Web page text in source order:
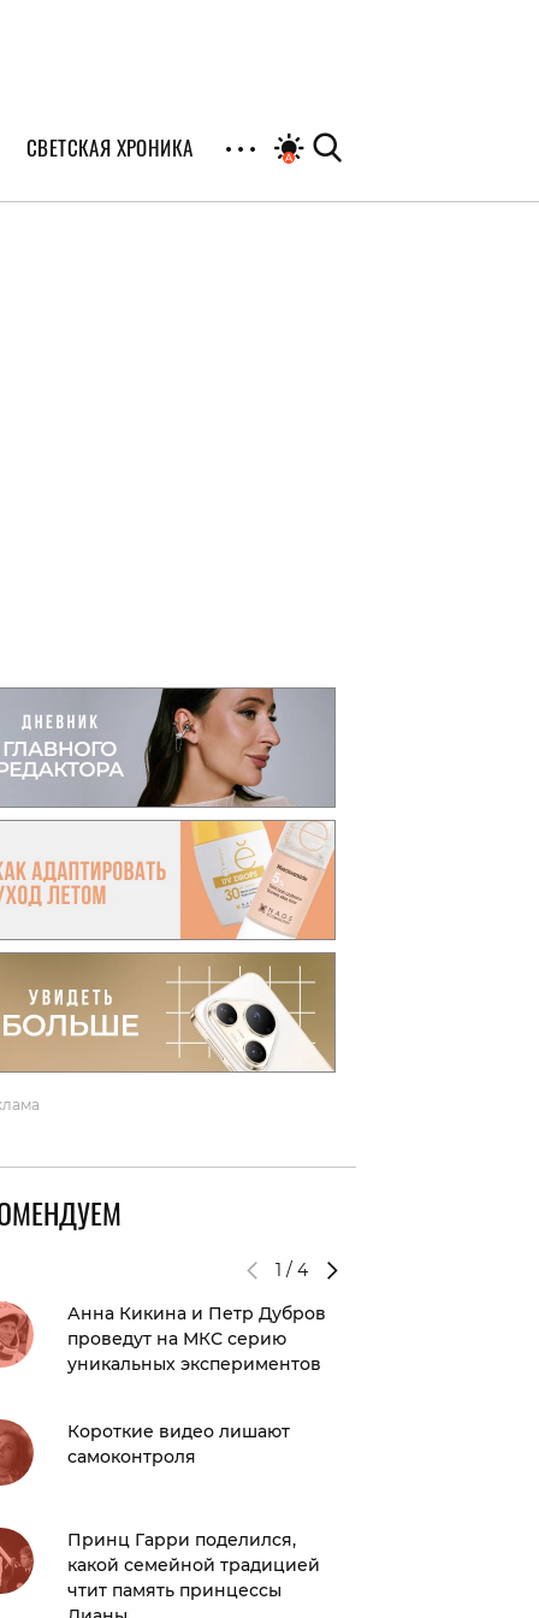
СВЕТСКАЯ ХРОНИКА
1 /4
Анна Кикина и Петр Дубров
проведут на МКС серию
уникальных экспериментов
Короткие видео лишают
самоконтроля
Принц Гарри поделился,
какой семейной традицией
чтит память принцессы